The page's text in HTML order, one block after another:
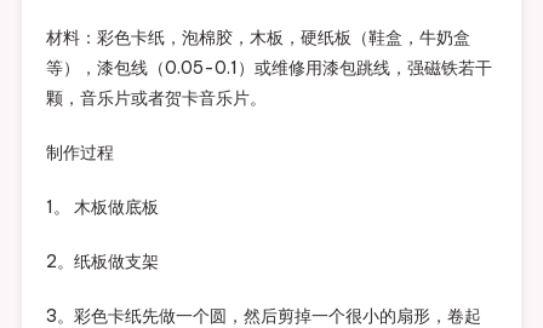
材料：彩色卡纸，泡棉胶，木板，硬纸板（鞋盒，牛奶盒
等），漆包线（0.05-0.1）或维修用漆包跳线，强磁铁若干
颗，音乐片或者贺卡音乐片。
制作过程
1。 木板做底板
2。纸板做支架
3。彩色卡纸先做一个圆，然后剪掉一个很小的扇形，卷起